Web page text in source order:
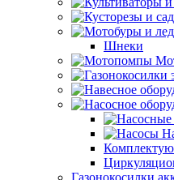
Шнеки
Газонокосилки